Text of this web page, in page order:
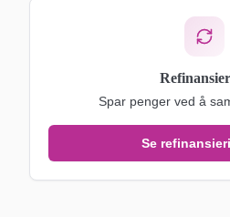
Spar penger ved å
Se